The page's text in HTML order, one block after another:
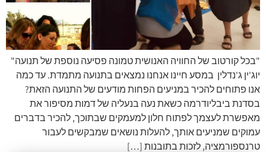
"בכל קורטוב של החוויה האנושית טמונה פסיעה נוספת של תנועה"
יוג'ין ג'נדלין במסע חיינו אנחנו נמצאים בתנועה מתמדת. עד כמה
אנו פתוחים להכיר במניעים הפחות מודעים של התנועה הזאת?
בסדנת ביבליודרמה כשאת נעה בנעליה של דמות מסיפור את
מאפשרת לעצמך לפתוח חלון למעמקים שבתוכך, להכיר בדברים
עמוקים שמניעים אותך, להעלות נושאים שמבקשים לעבור
טרנספורמציה, לזכות בתובנות […]